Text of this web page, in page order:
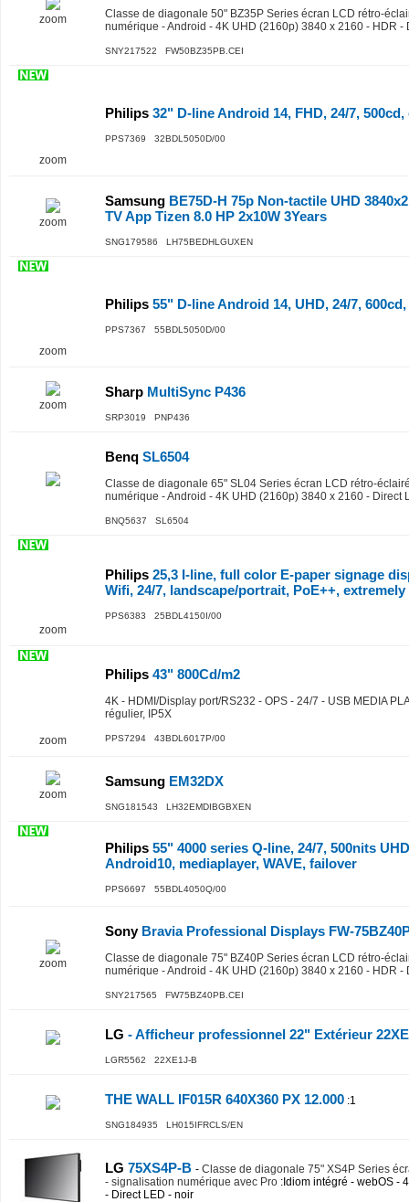
zoom
Classe de diagonale 50" BZ35P Series écran LCD rétro-
numérique - Android - 4K UHD (2160p) 3840 x 2160 - HDR -
SNY217522 FW50BZ35PB.CEI
zoom
Philips 32" D-line Android 14, FHD, 24/7,
PPS7369 32BDL5050D/00
zoom
Samsung BE75D-H 75p Non-tactile UHD
TV App Tizen 8.0 HP 2x10W 3Years
SNG179586 LH75BEDHLGUXEN
zoom
Philips 55" D-line Android 14, UHD, 24/7,
PPS7367 55BDL5050D/00
zoom
Sharp MultiSync P436
SRP3019 PNP436
Benq SL6504
Classe de diagonale 65" SL04 Series écran LCD rétro-
numérique - Android - 4K UHD (2160p) 3840 x 2160 - Direct
BNQ5637 SL6504
zoom
Philips 25,3 I-line, full color E-paper signage
Wifi, 24/7, landscape/portrait, PoE++,
PPS6383 25BDL4150I/00
zoom
Philips 43" 800Cd/m2
4K - HDMI/Display port/RS232 - OPS - 24/7 - USB MEDIA
régulier, IP5X
PPS7294 43BDL6017P/00
zoom
Samsung EM32DX
SNG181543 LH32EMDIBGBXEN
Philips 55" 4000 series Q-line, 24/7, 500nits
Android10, mediaplayer, WAVE, failover
PPS6697 55BDL4050Q/00
zoom
SonyBravia Professional Displays FW-
Classe de diagonale 75" BZ40P Series écran LCD rétro-
numérique - Android - 4K UHD (2160p) 3840 x 2160 - HDR -
SNY217565 FW75BZ40PB.CEI
LG - Afficheur professionnel 22" Extérieur
LGR5562 22XE1J-B
THE WALL IF015R 640X360 PX 12.000 :1
SNG184935 LH015IFRCLS/EN
LG 75XS4P-B - Classe de diagonale 75" XS4P Series
- signalisation numérique avec Pro :Idiom intégré - webOS -
- Direct LED - noir